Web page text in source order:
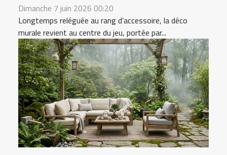
Dimanche 7 juin 2026 00:20
Longtemps reléguée au rang d’accessoire, la déco
murale revient au centre du jeu, portée par...